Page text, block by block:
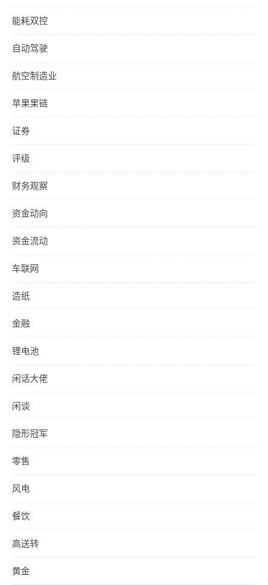
能耗双控
自动驾驶
航空制造业
苹果果链
证券
评级
财务观察
资金动向
资金流动
车联网
造纸
金融
锂电池
闲话大佬
闲谈
隐形冠军
零售
风电
餐饮
高送转
黄金